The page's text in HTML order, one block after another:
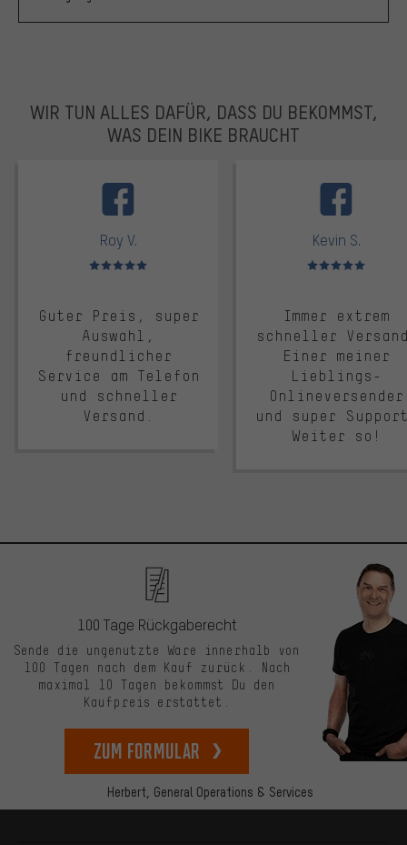
WIR TUN ALLES DAFÜR, DASS DU BEKOMMST,
WAS DEIN BIKE BRAUCHT
Roy V.
Bewertungen: 5 von 5
Guter Preis, super
Auswahl,
freundlicher
Service am Telefon
und schneller
Versand.
Kevin S.
Bewertungen: 5 von 5
Immer extrem
schneller
Einer meiner
Lieblings-
Onlineversender
und super
Weiter so!
Herbert, General Operations & Services
100 Tage Rückgaberecht
Sende die ungenutzte Ware innerhalb von
100 Tagen nach dem Kauf zurück. Nach
maximal 10 Tagen bekommst Du den
Kaufpreis erstattet.
zum Formular